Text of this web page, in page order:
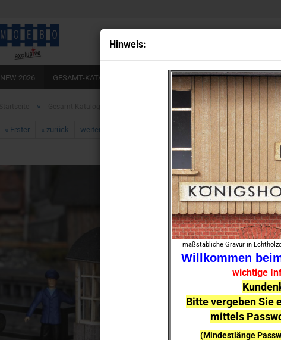
Hin­weis:
maßstäbliche Gravur in
Willkommen
wichtige
Bitte vergeben Sie
mittels
(Mindestlänge
NEW 2026 GESAMT-KATALOG BAUGRÖSSE 0 BAUGRÖSSE HO
» HO- 7291 Drehscheibenhaus grau f. Drehscheibe
« Erster « zurück weiter » Artikel in dieser Kategorie